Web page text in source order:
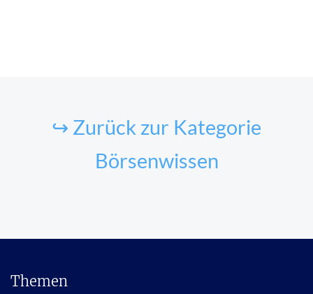
↪ Zurück zur Kategorie
Börsenwissen
Themen